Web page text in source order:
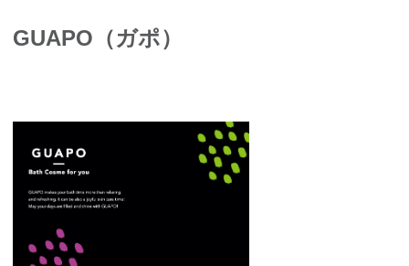
GUAPO（ガポ）